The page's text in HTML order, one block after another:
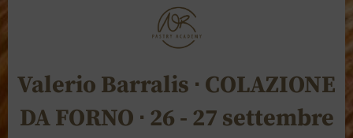
Valerio Barralis ∙ COLAZIONE
DA FORNO ∙ 26 - 27 settembre